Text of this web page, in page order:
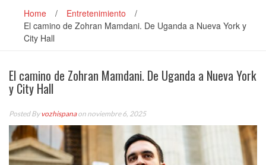
Home / Entretenimiento
/
El camino de Zohran Mamdani. De Uganda a Nueva York y
City Hall
El camino de Zohran Mamdani. De Uganda a Nueva York
y City Hall
Posted Byvozhispanaon noviembre 6, 2025